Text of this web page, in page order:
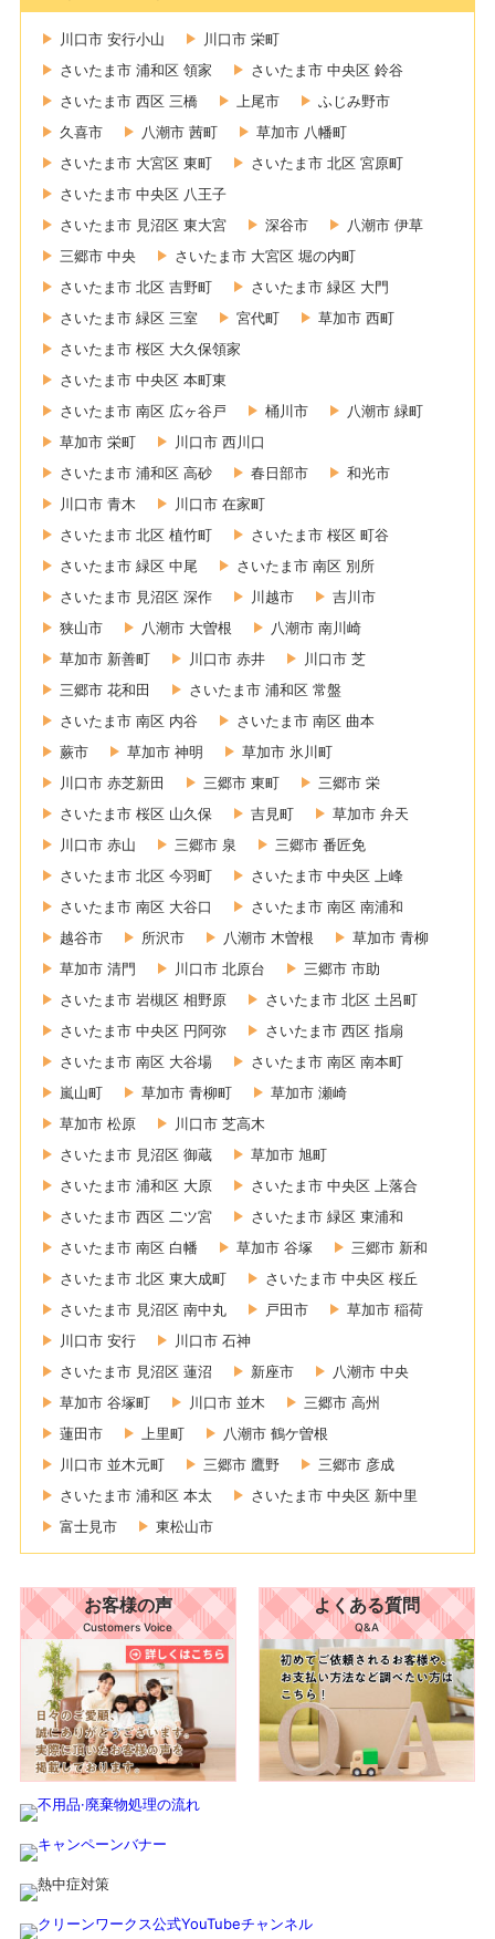
川口市 安行小山
川口市 栄町
さいたま市 浦和区 領家
さいたま市 中央区 鈴谷
さいたま市 西区 三橋
上尾市
ふじみ野市
久喜市
八潮市 茜町
草加市 八幡町
さいたま市 大宮区 東町
さいたま市 北区 宮原町
さいたま市 中央区 八王子
さいたま市 見沼区 東大宮
深谷市
八潮市 伊草
三郷市 中央
さいたま市 大宮区 堀の内町
さいたま市 北区 吉野町
さいたま市 緑区 大門
さいたま市 緑区 三室
宮代町
草加市 西町
さいたま市 桜区 大久保領家
さいたま市 中央区 本町東
さいたま市 南区 広ヶ谷戸
桶川市
八潮市 緑町
草加市 栄町
川口市 西川口
さいたま市 浦和区 高砂
春日部市
和光市
川口市 青木
川口市 在家町
さいたま市 北区 植竹町
さいたま市 桜区 町谷
さいたま市 緑区 中尾
さいたま市 南区 別所
さいたま市 見沼区 深作
川越市
吉川市
狭山市
八潮市 大曽根
八潮市 南川崎
草加市 新善町
川口市 赤井
川口市 芝
三郷市 花和田
さいたま市 浦和区 常盤
さいたま市 南区 内谷
さいたま市 南区 曲本
蕨市
草加市 神明
草加市 氷川町
川口市 赤芝新田
三郷市 東町
三郷市 栄
さいたま市 桜区 山久保
吉見町
草加市 弁天
川口市 赤山
三郷市 泉
三郷市 番匠免
さいたま市 北区 今羽町
さいたま市 中央区 上峰
さいたま市 南区 大谷口
さいたま市 南区 南浦和
越谷市
所沢市 八潮市 木曽根
草加市 青柳
草加市 清門
川口市 北原台
三郷市 市助
さいたま市 岩槻区 相野原
さいたま市 北区 土呂町
さいたま市 中央区 円阿弥
さいたま市 西区 指扇
さいたま市 南区 大谷場
さいたま市 南区 南本町
嵐山町
草加市 青柳町
草加市 瀬崎
草加市 松原
川口市 芝高木
さいたま市 見沼区 御蔵
草加市 旭町
さいたま市 浦和区 大原
さいたま市 中央区 上落合
さいたま市 西区 二ツ宮
さいたま市 緑区 東浦和
さいたま市 南区 白幡
草加市 谷塚
三郷市 新和
さいたま市 北区 東大成町
さいたま市 中央区 桜丘
さいたま市 見沼区 南中丸
戸田市
草加市 稲荷
川口市 安行
川口市 石神
さいたま市 見沼区 蓮沼
新座市
八潮市 中央
草加市 谷塚町
川口市 並木
三郷市 高州
蓮田市
上里町
八潮市 鶴ケ曽根
川口市 並木元町
三郷市 鷹野
三郷市 彦成
さいたま市 浦和区 本太
さいたま市 中央区 新中里
富士見市
東松山市
お客様の声
Customers Voice
よくある質問
Q&A